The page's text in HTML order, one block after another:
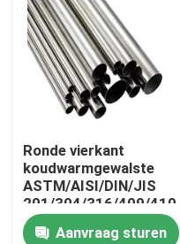
Videos
Over ons
Fabrieksreis
Kwaliteitscontrole
Ronde vierkant
koudwarmgewalste
ASTM/AISI/DIN/JIS
201/304/316/409/
roestvrij staal
naadloos / gelast buis
Aanvraag sturen